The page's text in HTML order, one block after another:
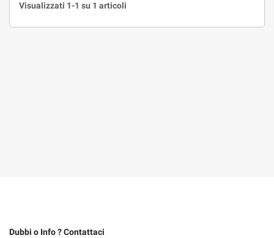
Visualizzati 1-1 su 1 articoli
Dubbi o Info ? Contattaci